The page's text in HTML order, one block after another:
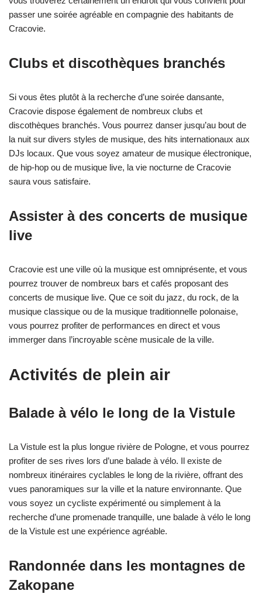
passer une soirée agréable en compagnie des habitants de
Cracovie.
Clubs et discothèques branchés
Si vous êtes plutôt à la recherche d’une soirée dansante,
Cracovie dispose également de nombreux clubs et
discothèques branchés. Vous pourrez danser jusqu’au bout de
la nuit sur divers styles de musique, des hits internationaux aux
DJs locaux. Que vous soyez amateur de musique électronique,
de hip-hop ou de musique live, la vie nocturne de Cracovie
saura vous satisfaire.
Assister à des concerts de musique
live
Cracovie est une ville où la musique est omniprésente, et vous
pourrez trouver de nombreux bars et cafés proposant des
concerts de musique live. Que ce soit du jazz, du rock, de la
musique classique ou de la musique traditionnelle polonaise,
vous pourrez profiter de performances en direct et vous
immerger dans l’incroyable scène musicale de la ville.
Activités de plein air
Balade à vélo le long de la Vistule
La Vistule est la plus longue rivière de Pologne, et vous pourrez
profiter de ses rives lors d’une balade à vélo. Il existe de
nombreux itinéraires cyclables le long de la rivière, offrant des
vues panoramiques sur la ville et la nature environnante. Que
vous soyez un cycliste expérimenté ou simplement à la
recherche d’une promenade tranquille, une balade à vélo le long
de la Vistule est une expérience agréable.
Randonnée dans les montagnes de
Zakopane